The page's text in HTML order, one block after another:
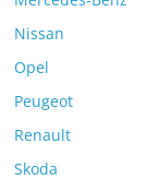
Nissan
Opel
Peugeot
Renault
Skoda